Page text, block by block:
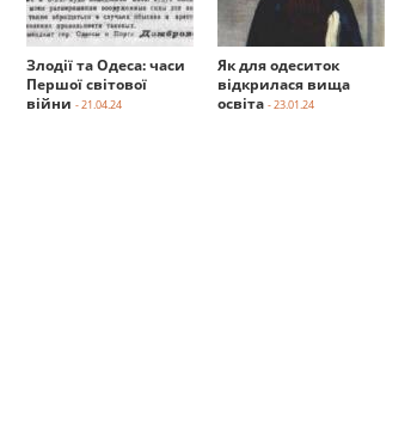
Злодії та Одеса: часи
Першої світової
війни - 21.04.24
Як для одеситок
відкрилася вища
освіта - 23.01.24